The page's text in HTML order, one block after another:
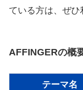
ている方は、ぜひ
AFFINGERの概
テーマ名